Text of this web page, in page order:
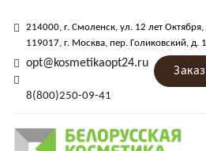
214000, г. Смоленск, ул. 12 лет Октября,
119017, г. Москва, пер. Голиковский, д.
opt@kosmetikaopt24.ru
8(800)250-09-41